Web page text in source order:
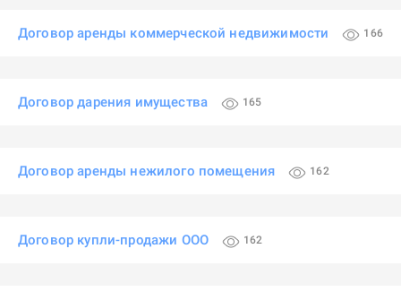
Договор аренды коммерческой недвижимости 166
Договор дарения имущества 165
Договор аренды нежилого помещения 162
Договор купли-продажи ООО 162